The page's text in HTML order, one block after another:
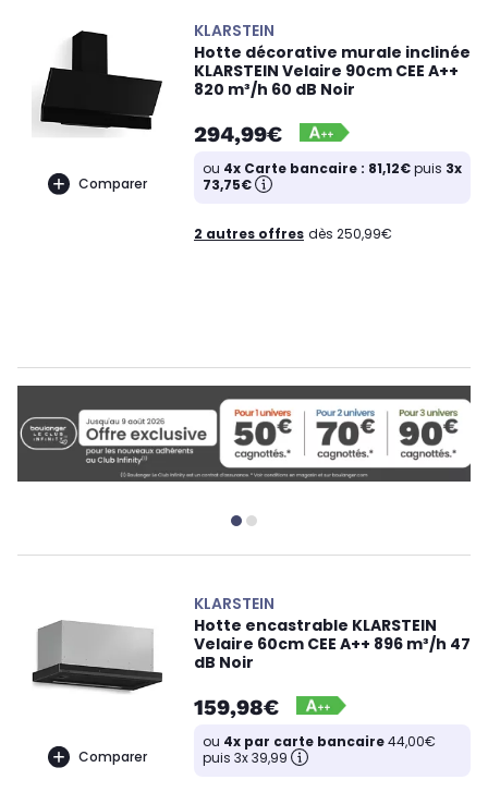
Comparer
KLARSTEIN
Hotte décorative murale inclinée
KLARSTEIN Velaire 90cm CEE A++
820 m³/h 60 dB Noir
294,99€
ou 4x Carte bancaire : 81,12€puis 3x
73,75€
2 autres offres dès 250,99€
Comparer
KLARSTEIN
Hotte encastrable KLARSTEIN
Velaire 60cm CEE A++ 896 m³/h 47
dB Noir
159,98€
ou 4x par carte bancaire44,00€
puis 3x 39,99